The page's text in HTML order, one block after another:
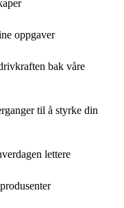
oppgaver
bak våre
til å styrke din
lettere